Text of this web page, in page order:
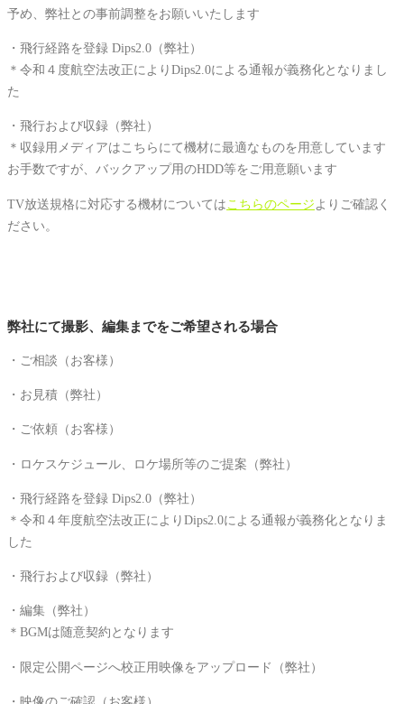
予め、弊社との事前調整をお願いいたします
・飛行経路を登録 Dips2.0（弊社）
＊令和４度航空法改正によりDips2.0による通報が義務化となりまし
た
・飛行および収録（弊社）
＊収録用メディアはこちらにて機材に最適なものを用意しています
お手数ですが、バックアップ用のHDD等をご用意願います
TV放送規格に対応する機材についてはこちらのページよりご確認く
ださい。
弊社にて撮影、編集までをご希望される場合
・ご相談（お客様）
・お見積（弊社）
・ご依頼（お客様）
・ロケスケジュール、ロケ場所等のご提案（弊社）
・飛行経路を登録 Dips2.0（弊社）
＊令和４年度航空法改正によりDips2.0による通報が義務化となりま
した
・飛行および収録（弊社）
・編集（弊社）
＊BGMは随意契約となります
・限定公開ページへ校正用映像をアップロード（弊社）